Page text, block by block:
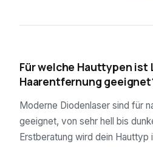
Für welche Hauttypen ist
Haarentfernung
Moderne Diodenlaser sind für
geeignet, von sehr hell bis
Erstberatung wird dein Hauttyp